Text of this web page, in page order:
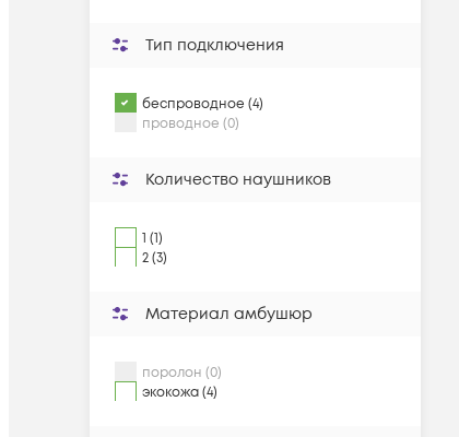
Тип подключения
беспроводное (4)
проводное (0)
Количество наушников
1 (1)
2 (3)
Материал амбушюр
поролон (0)
экокожа (4)